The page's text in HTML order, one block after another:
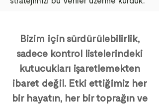
Bizim için sürdürülebilirlik,
sadece kontrol listelerindeki
kutucukları işaretlemekten
ibaret değil. Etki ettiğimiz her
bir hayatın, her bir toprağın ve